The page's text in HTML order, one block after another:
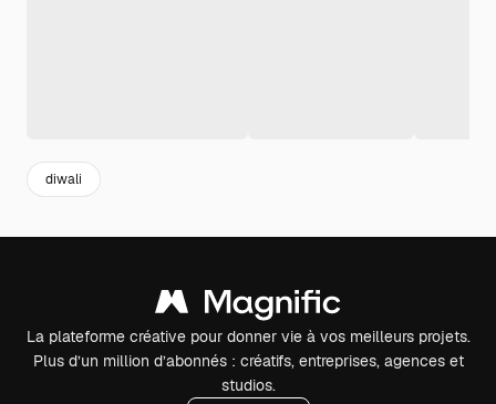
diwali
La plateforme créative pour donner vie à vos meilleurs projets.
Plus d’un million d’abonnés : créatifs, entreprises, agences et
studios.